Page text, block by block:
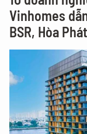
Vinhomes
BSR, Hòa Phát